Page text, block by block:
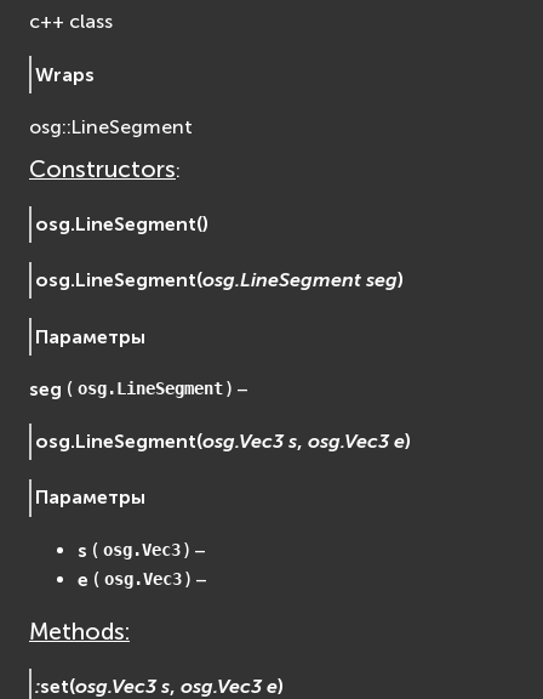
EVosgText
EVosgViewer
osg
osgDB
osgParticle
osgUtil
Фаиловая система (File System)
fs
Сеть (Network)
EVremoted
c++ class
Wraps
osg::LineSegment
Constructors:
osg.LineSegment()
osg.LineSegment(osg.LineSegment seg)
Параметры
seg ( osg.LineSegment ) –
osg.LineSegment(osg.Vec3 s,osg.Vec3 e)
Параметры
s ( osg.Vec3 ) –
e ( osg.Vec3 ) –
Methods:
:set(osg.Vec3 s,osg.Vec3 e)